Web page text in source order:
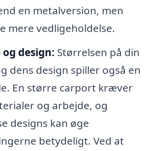
en metalversion, men
mere vedligeholdelse.
design: Størrelsen på din
dens design spiller også en
En større carport kræver
og arbejde, og
designs kan øge
betydeligt. Ved at